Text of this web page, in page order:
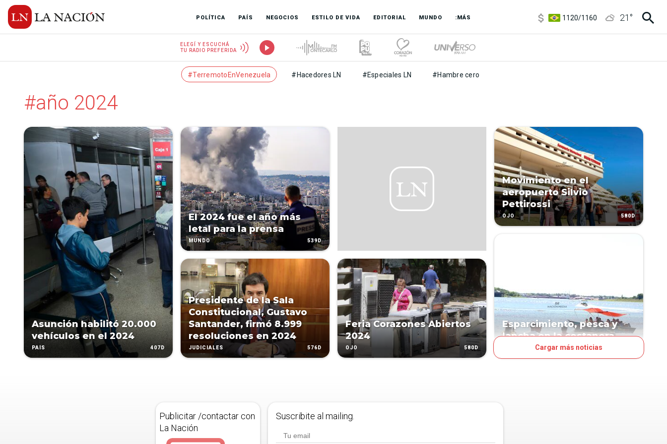
POLÍTICA PAÍS NEGOCIOS ESTILO DE VIDA EDITORIAL MUNDO :MÁS
1120/1160
21 °
ELEGÍ Y ESCUCHÁ
TU RADIO PREFERIDA
#TerremotoEnVenezuela #Hacedores LN #Especiales LN #Hambre cero
#año 2024
Asunción habilitó 20.000
vehículos en el 2024
PAÍS 407D
El 2024 fue el año más
letal para la prensa
MUNDO 539D
Presidente de la Sala
Constitucional, Gustavo
Santander, firmó 8.999
resoluciones en 2024
JUDICIALES 576D
Feria Corazones Abiertos
2024
OJO 580D
Movimiento en el
aeropuerto Silvio
Pettirossi
OJO 580D
Esparcimiento, pesca y
lancha en la costanera
Cargar más noticias
Publicitar /contactar con
La Nación
Suscribite al mailing.